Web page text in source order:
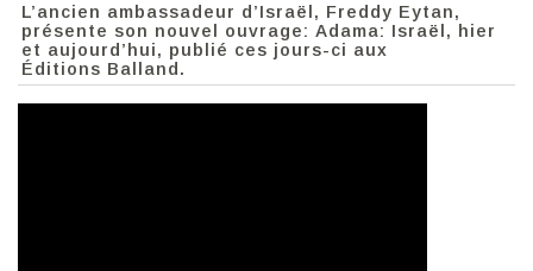
L’ancien ambassadeur d’Israël, Freddy Eytan,
présente son nouvel ouvrage: Adama: Israël, hier
et aujourd’hui, publié ces jours-ci aux
Éditions Balland.